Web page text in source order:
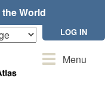
World
LOG IN
ToggleMenu